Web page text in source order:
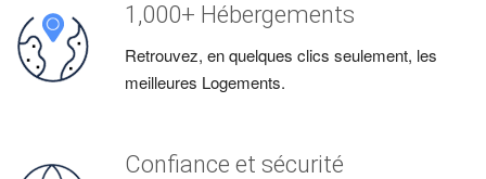
1,000+ Hébergements
Retrouvez, en quelques clics seulement, les
meilleures Logements.
Confiance et sécurité